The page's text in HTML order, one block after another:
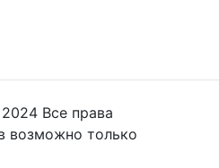
Все права
возможно только